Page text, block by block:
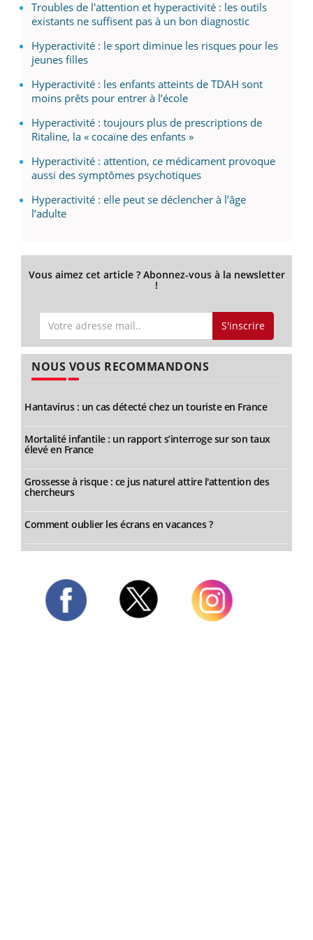
Troubles de l'attention et hyperactivité : les outils
existants ne suffisent pas à un bon diagnostic
Hyperactivité : le sport diminue les risques pour les
jeunes filles
Hyperactivité : les enfants atteints de TDAH sont
moins prêts pour entrer à l’école
Hyperactivité : toujours plus de prescriptions de
Ritaline, la « cocaïne des enfants »
Hyperactivité : attention, ce médicament provoque
aussi des symptômes psychotiques
Hyperactivité : elle peut se déclencher à l’âge
l’adulte
Vous aimez cet article ? Abonnez-vous à la newsletter
!
S'inscrire
NOUS VOUS RECOMMANDONS
Hantavirus : un cas détecté chez un touriste en France
Mortalité infantile : un rapport s’interroge sur son taux
élevé en France
Grossesse à risque : ce jus naturel attire l'attention des
chercheurs
Comment oublier les écrans en vacances ?